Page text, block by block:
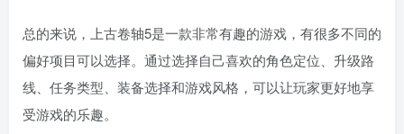
总的来说，上古卷轴5是一款非常有趣的游戏，有很多不同的
偏好项目可以选择。通过选择自己喜欢的角色定位、升级路
线、任务类型、装备选择和游戏风格，可以让玩家更好地享
受游戏的乐趣。